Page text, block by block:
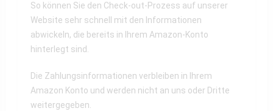
So können Sie den Check-out-Prozess auf unserer
Website sehr schnell mit den Informationen
abwickeln, die bereits in Ihrem Amazon-Konto
hinterlegt sind.
Die Zahlungsinformationen verbleiben in Ihrem
Amazon Konto und werden nicht an uns oder Dritte
weitergegeben.